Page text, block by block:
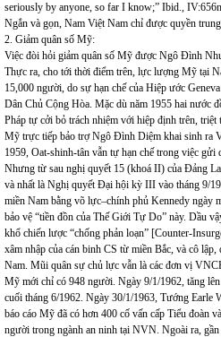
seriously by anyone, so far I know;” Ibid.,
Ngắn và gọn, Nam Việt Nam chỉ được quyền
2. Giảm quân số Mỹ:
Việc đòi hỏi giảm quân số Mỹ được Ngô Đình
Thực ra, cho tới thời điểm trên, lực lượng Mỹ tại
15,000 người, do sự hạn chế của Hiệp ước
Dân Chủ Cộng Hòa. Mặc dù năm 1955 hai nước
Pháp tự cởi bỏ trách nhiệm với hiệp định trên,
Mỹ trực tiếp bảo trợ Ngô Đình Diệm khai sinh ra
1959, Oat-shinh-tân vẫn tự hạn chế trong việc gửi
Nhưng từ sau nghị quyết 15 (khoá II) của Đảng
và nhất là Nghị quyết Đại hội kỳ III vào tháng 9/
miền Nam bằng võ lực–chính phủ Kennedy ngày
bảo vệ “tiền đồn của Thế Giới Tự Do” này. Dầu
khổ chiến lược “chống phản loạn” [Counter-
xâm nhập của cán binh CS từ miền Bắc, và cô
Nam. Mũi quân sự chủ lực vẫn là các đơn vị
Mỹ mới chỉ có 948 người. Ngày 9/1/1962, tăng
cuối tháng 6/1962. Ngày 30/1/1963, Tướng Earle
báo cáo Mỹ đã có hơn 400 cố vấn cấp Tiểu đoàn
người trong ngành an ninh tại NVN. Ngoài ra,